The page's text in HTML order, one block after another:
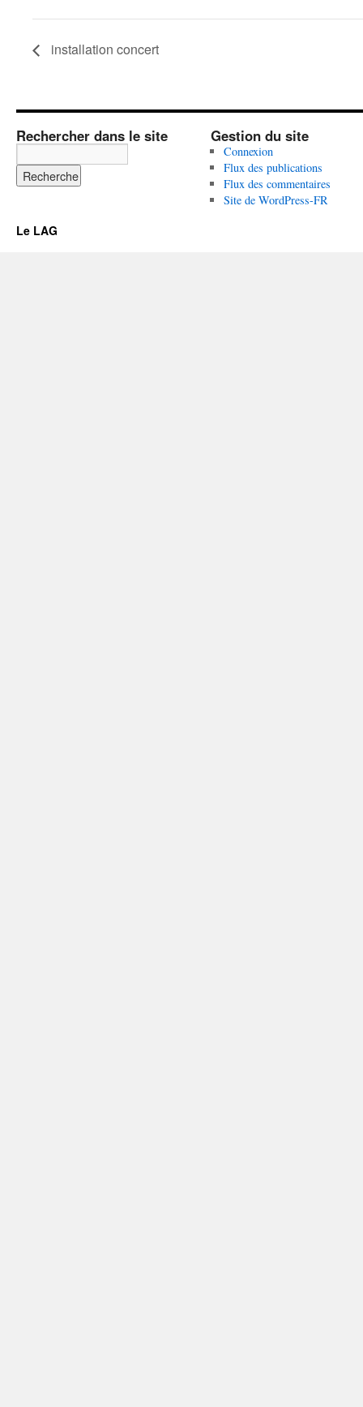
installation concert
Rechercher dans le site Gestion du site
Connexion
Flux des publications
Flux des commentaires
Site de WordPress-FR
Le LAG